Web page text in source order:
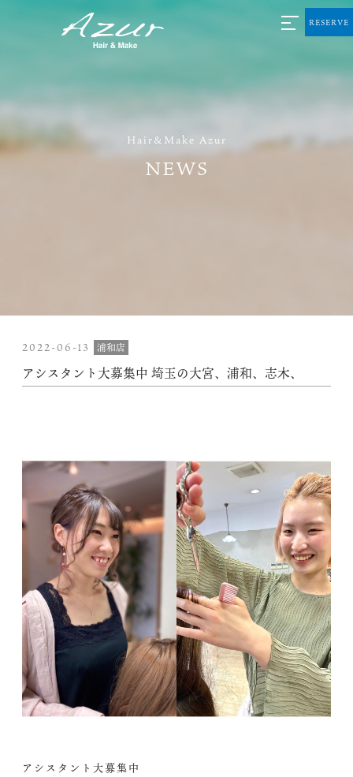
Hair&Make Azur
NEWS
RESERVE
2022-06-13 浦和店
アシスタント大募集中️ 埼玉の大宮、浦和、志木、
アシスタント大募集中️